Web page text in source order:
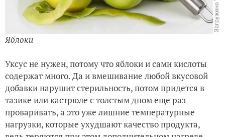
Яблоки
Уксус не нужен, потому что яблоки и сами кислоты
содержат много. Да и вмешивание любой вкусовой
добавки нарушит стерильность, потом придется в
тазике или кастрюле с толстым дном еще раз
проваривать, а это уже лишние температурные
нагрузки, которые ухудшают качество продукта,